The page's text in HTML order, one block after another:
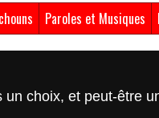
Paroles et Musiques
un choix, et peut-être